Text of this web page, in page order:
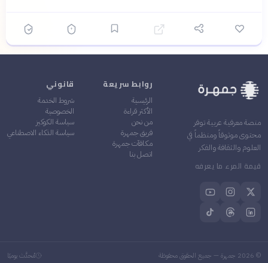
منصة معرفية عربية توفر
محتوى موثوقاً ومنظماً في
العلوم والثقافة والفكر
قيمة المرء ما يعرفه
روابط سريعة
الرئيسية
الأكثر قراءة
من نحن
فريق جمهرة
مكافآت جمهرة
اتصل بنا
قانوني
شروط الخدمة
الخصوصية
سياسة الكوكيز
سياسة الذكاء الاصطناعي
©
2026 جمهرة — جميع الحقوق محفوظة مُحدَّث يوميًا